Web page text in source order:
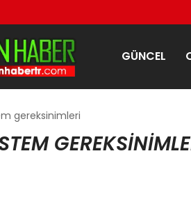
GÜNCEL
gereksinimleri